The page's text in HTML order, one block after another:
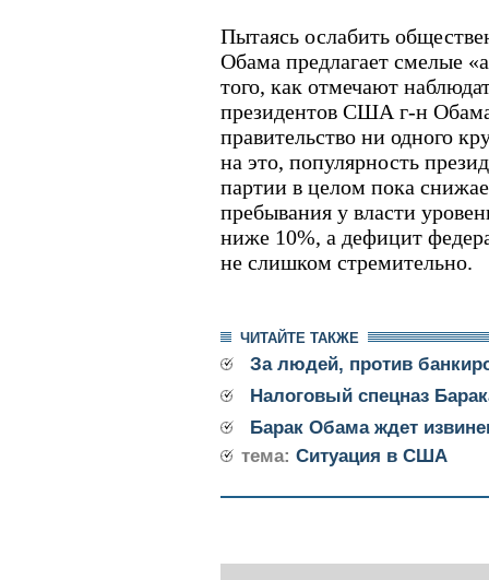
Пытаясь ослабить
Обама предлагает смелые
того, как отмечают
президентов США г-н
правительство ни одного
на это, популярность
партии в целом пока
пребывания у власти
ниже 10%, а дефицит
не слишком стремительно.
ЧИТАЙТЕ ТАКЖЕ
За людей, против
Налоговый спецназ
Барак Обама ждет
тема: Ситуация в США